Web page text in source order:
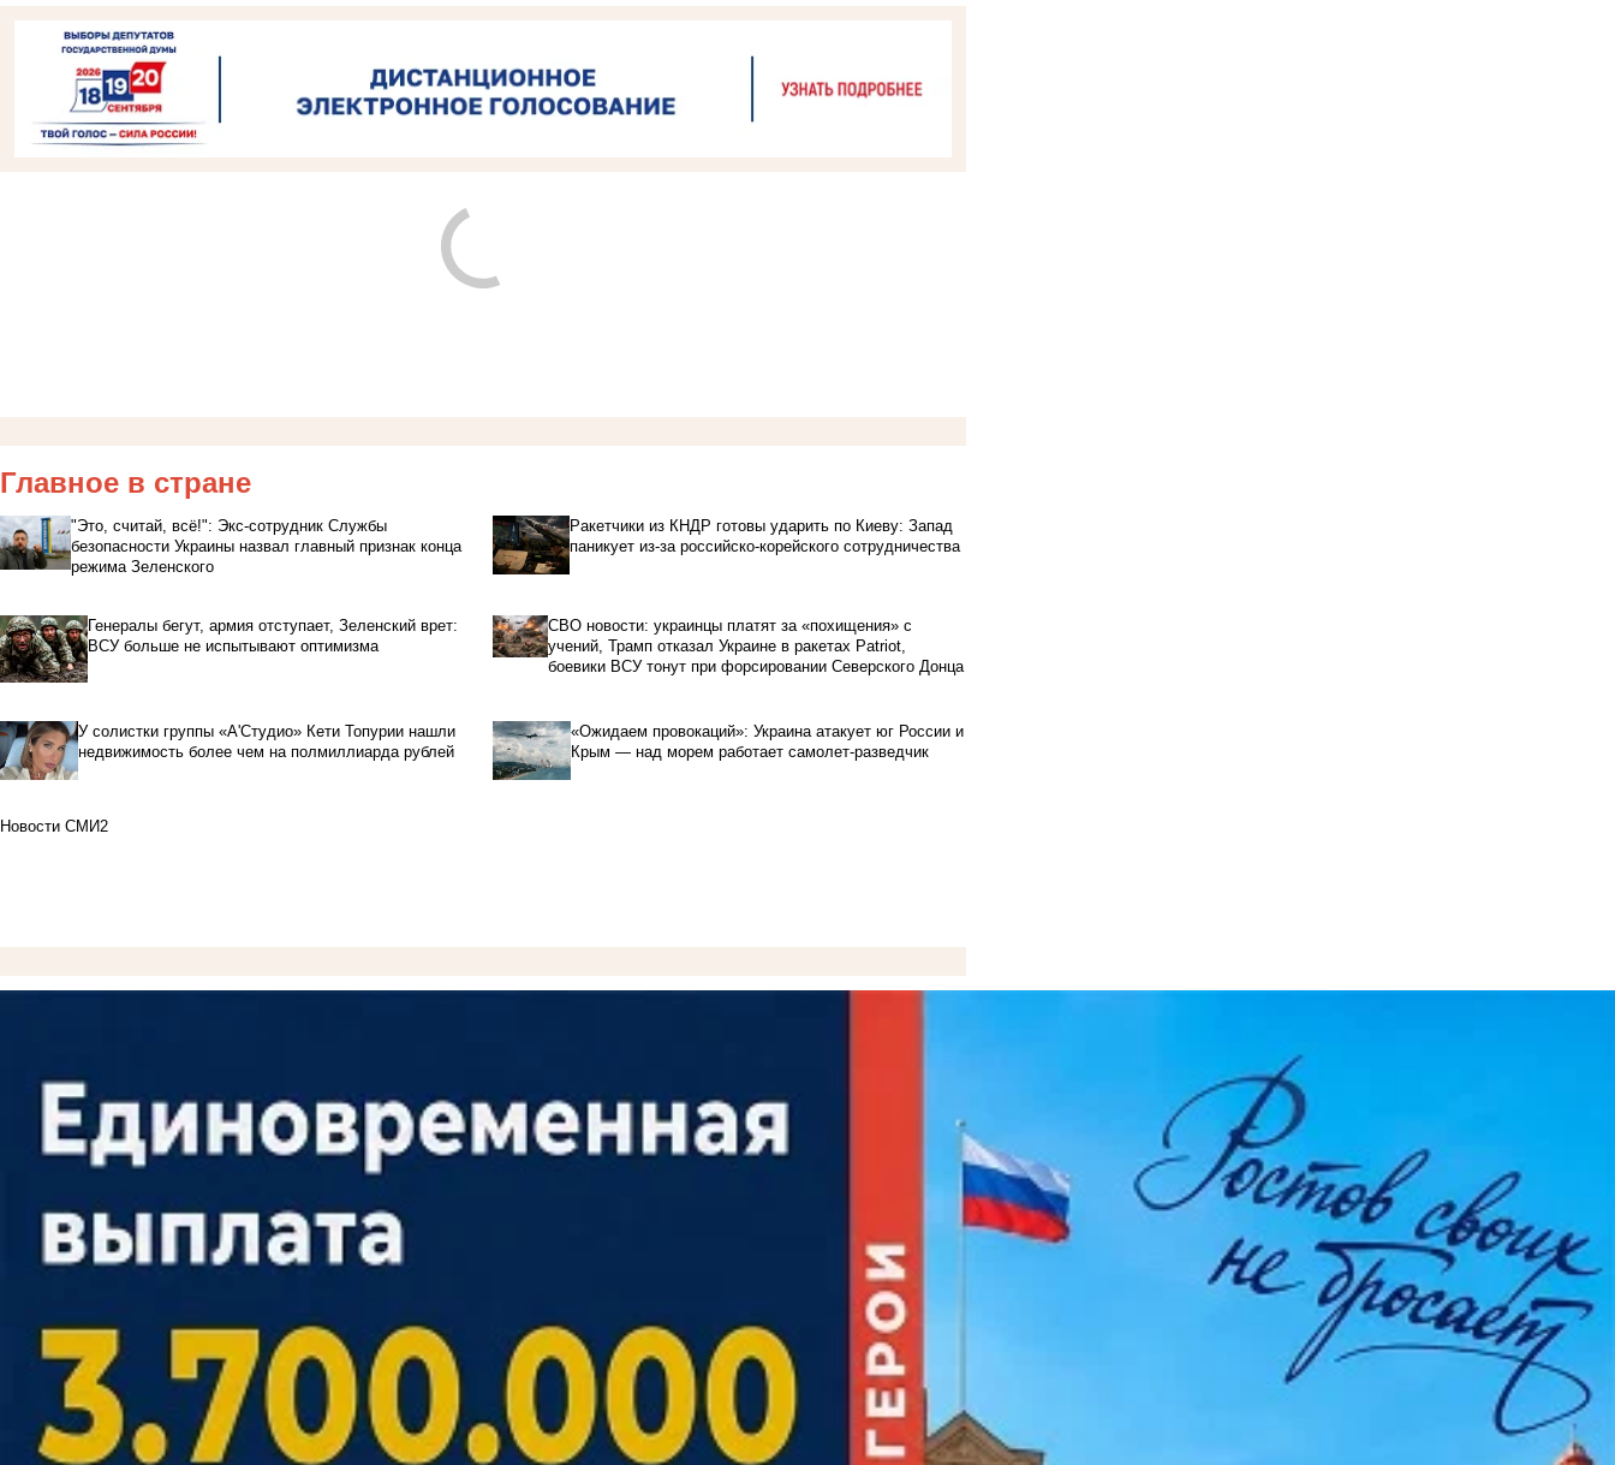
Главное в стране
"Это, считай, всё!": Экс-сотрудник Службы
безопасности Украины назвал главный признак конца
режима Зеленского
Ракетчики из КНДР готовы ударить по Киеву: Запад
паникует из-за российско-корейского сотрудничества
Генералы бегут, армия отступает, Зеленский врет:
ВСУ больше не испытывают оптимизма
СВО новости: украинцы платят за «похищения» с
учений, Трамп отказал Украине в ракетах Patriot,
боевики ВСУ тонут при форсировании Северского Донца
У солистки группы «А'Студио» Кети Топурии нашли
недвижимость более чем на полмиллиарда рублей
«Ожидаем провокаций»: Украина атакует юг России и
Крым — над морем работает самолет-разведчик
Новости СМИ2